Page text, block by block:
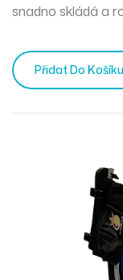
snadno skládá a
Přidat Do Košíku